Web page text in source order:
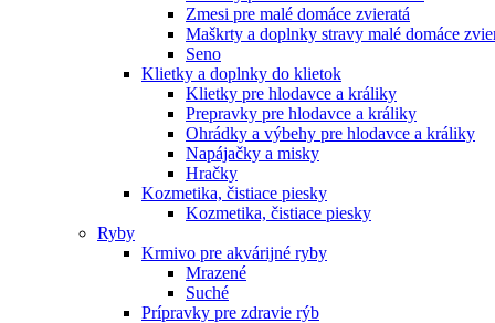
Zmesi pre malé domáce zvieratá
Maškrty a doplnky stravy malé domáce
Seno
Klietky a doplnky do klietok
Klietky pre hlodavce a králiky
Prepravky pre hlodavce a králiky
Ohrádky a výbehy pre hlodavce a králiky
Napájačky a misky
Hračky
Kozmetika, čistiace piesky
Kozmetika, čistiace piesky
Ryby
Krmivo pre akvárijné ryby
Mrazené
Suché
Prípravky pre zdravie rýb